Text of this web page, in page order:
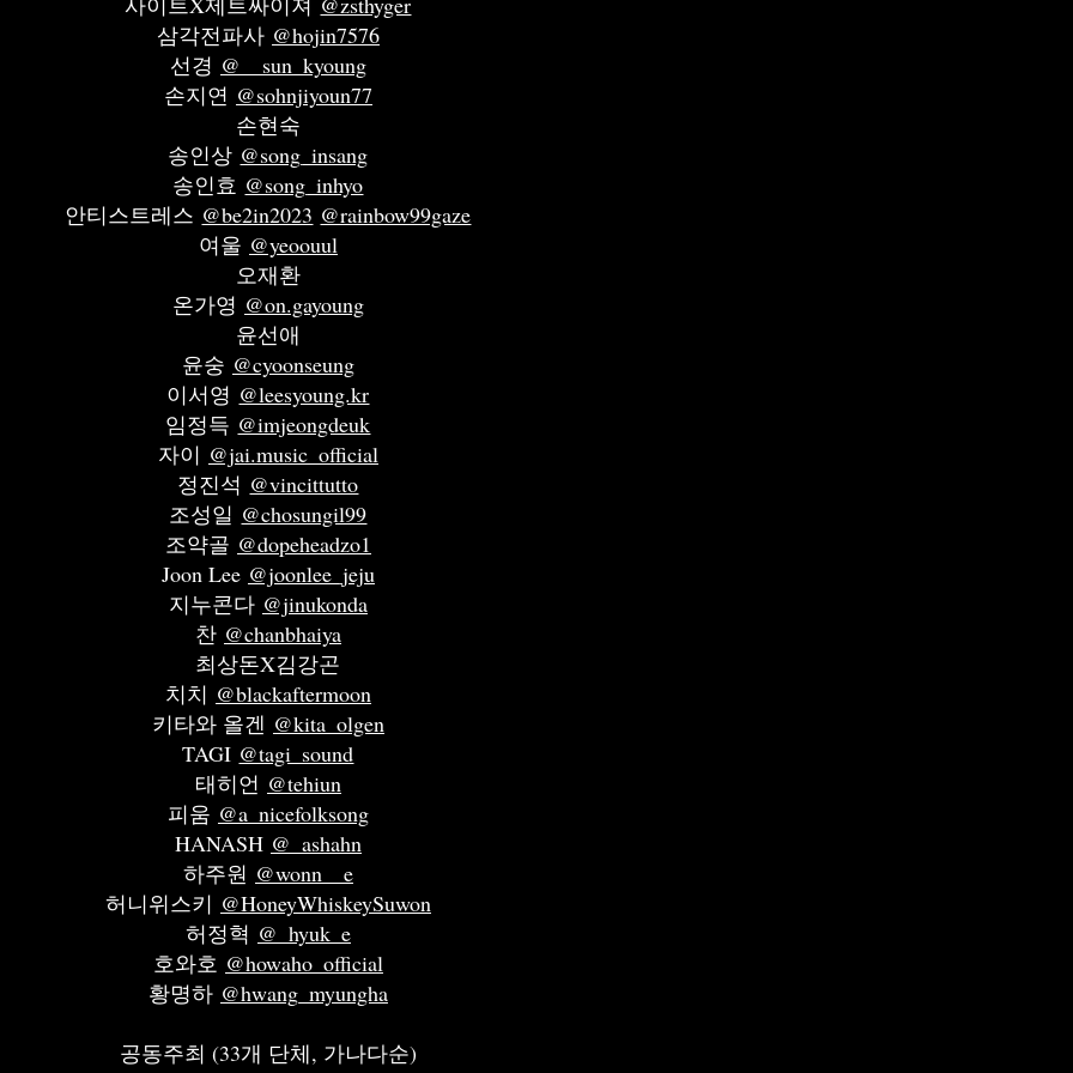
삼각전파사 @hojin7576
선경 @__sun_kyoung
손지연 @sohnjiyoun77
손현숙
송인상 @song_insang
송인효 @song_inhyo
안티스트레스 @be2in2023 @rainbow99gaze
여울 @yeoouul
오재환
온가영 @on.gayoung
윤선애
윤숭 @cyoonseung
이서영 @leesyoung.kr
임정득 @imjeongdeuk
자이 @jai.music_official
정진석 @vincittutto
조성일 @chosungil99
조약골 @dopeheadzo1
Joon Lee @joonlee_jeju
지누콘다 @jinukonda
찬 @chanbhaiya
최상돈X김강곤
치치 @blackaftermoon
키타와 올겐 @kita_olgen
TAGI @tagi_sound
태히언 @tehiun
피움 @a_nicefolksong
HANASH @_ashahn
하주원 @wonn__e
허니위스키 @HoneyWhiskeySuwon
허정혁 @_hyuk_e
호와호 @howaho_official
황명하 @hwang_myungha
공동주최 (33개 단체, 가나다순)